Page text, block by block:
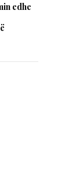
edhe